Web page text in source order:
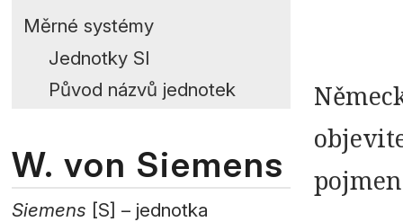
Měrné systémy
Jednotky SI
Původ názvů jednotek
W. von Siemens
Siemens [S] – jednotka